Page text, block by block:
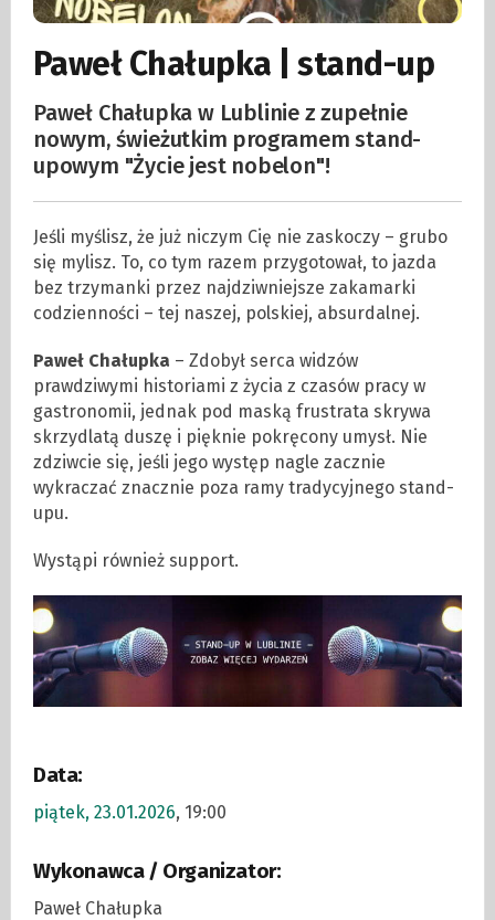
Paweł Chałupka | stand-up
Paweł Chałupka w Lublinie z zupełnie
nowym, świeżutkim programem stand-
upowym "Życie jest nobelon"!
Jeśli myślisz, że już niczym Cię nie zaskoczy – grubo
się mylisz. To, co tym razem przygotował, to jazda
bez trzymanki przez najdziwniejsze zakamarki
codzienności – tej naszej, polskiej, absurdalnej.
Paweł Chałupka – Zdobył serca widzów
prawdziwymi historiami z życia z czasów pracy w
gastronomii, jednak pod maską frustrata skrywa
skrzydlatą duszę i pięknie pokręcony umysł. Nie
zdziwcie się, jeśli jego występ nagle zacznie
wykraczać znacznie poza ramy tradycyjnego stand-
upu.
Wystąpi również support.
Data:
piątek, 23.01.2026, 19:00
Wykonawca / Organizator:
Paweł Chałupka